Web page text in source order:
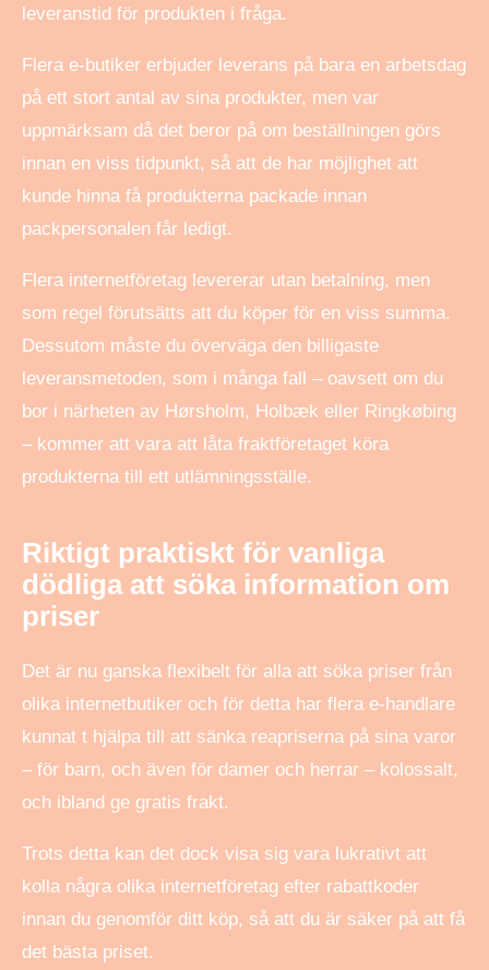
leveranstid för produkten i fråga.
Flera e-butiker erbjuder leverans på bara en arbetsdag
på ett stort antal av sina produkter, men var
uppmärksam då det beror på om beställningen görs
innan en viss tidpunkt, så att de har möjlighet att
kunde hinna få produkterna packade innan
packpersonalen får ledigt.
Flera internetföretag levererar utan betalning, men
som regel förutsätts att du köper för en viss summa.
Dessutom måste du överväga den billigaste
leveransmetoden, som i många fall – oavsett om du
bor i närheten av Hørsholm, Holbæk eller Ringkøbing
– kommer att vara att låta fraktföretaget köra
produkterna till ett utlämningsställe.
Riktigt praktiskt för vanliga
dödliga att söka information om
priser
Det är nu ganska flexibelt för alla att söka priser från
olika internetbutiker och för detta har flera e-handlare
kunnat t hjälpa till att sänka reapriserna på sina varor
– för barn, och även för damer och herrar – kolossalt,
och ibland ge gratis frakt.
Trots detta kan det dock visa sig vara lukrativt att
kolla några olika internetföretag efter rabattkoder
innan du genomför ditt köp, så att du är säker på att få
det bästa priset.